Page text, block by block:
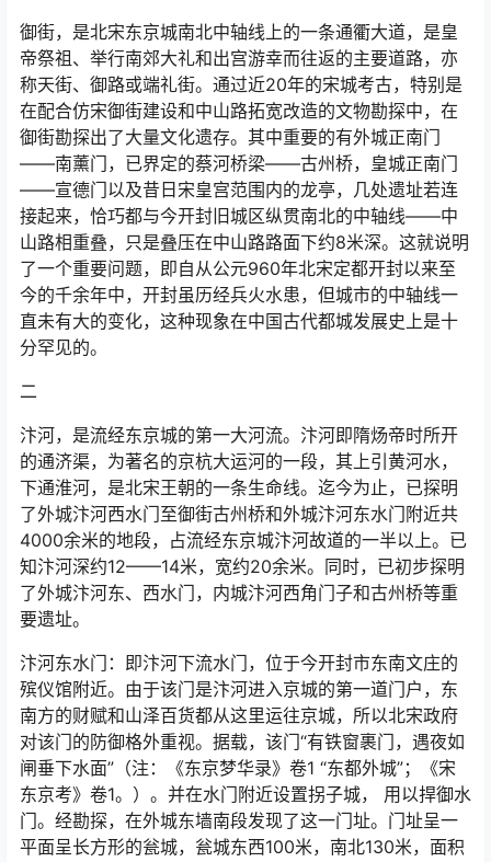
御街，是北宋东京城南北中轴线上的一条通衢大道，是皇
帝祭祖、举行南郊大礼和出宫游幸而往返的主要道路，亦
称天街、御路或端礼街。通过近20年的宋城考古，特别是
在配合仿宋御街建设和中山路拓宽改造的文物勘探中，在
御街勘探出了大量文化遗存。其中重要的有外城正南门
——南薰门，已界定的蔡河桥梁——古州桥，皇城正南门
——宣德门以及昔日宋皇宫范围内的龙亭，几处遗址若连
接起来，恰巧都与今开封旧城区纵贯南北的中轴线——中
山路相重叠，只是叠压在中山路路面下约8米深。这就说明
了一个重要问题，即自从公元960年北宋定都开封以来至
今的千余年中，开封虽历经兵火水患，但城市的中轴线一
直未有大的变化，这种现象在中国古代都城发展史上是十
分罕见的。
二
汴河，是流经东京城的第一大河流。汴河即隋炀帝时所开
的通济渠，为著名的京杭大运河的一段，其上引黄河水，
下通淮河，是北宋王朝的一条生命线。迄今为止，已探明
了外城汴河西水门至御街古州桥和外城汴河东水门附近共
4000余米的地段，占流经东京城汴河故道的一半以上。已
知汴河深约12——14米，宽约20余米。同时，已初步探明
了外城汴河东、西水门，内城汴河西角门子和古州桥等重
要遗址。
汴河东水门：即汴河下流水门，位于今开封市东南文庄的
殡仪馆附近。由于该门是汴河进入京城的第一道门户，东
南方的财赋和山泽百货都从这里运往京城，所以北宋政府
对该门的防御格外重视。据载，该门“有铁窗裹门，遇夜如
闸垂下水面”（注：《东京梦华录》卷1 “东都外城”；《宋
东京考》卷1。）。并在水门附近设置拐子城， 用以捍御水
门。经勘探，在外城东墙南段发现了这一门址。门址呈一
平面呈长方形的瓮城，瓮城东西100米，南北130米，面积